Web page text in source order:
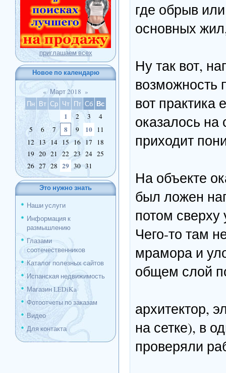
приглашаем всех
Новое по календарю
« Март 2018 »
Пн Вт Ср Чт Пт Сб Вс
1
2 3
4
5
6 7 8 9 10 11
12 13 14 15 16 17
18
19 20 21 22 23 24 25
26 27 28 29 30 31
Это нужно знать
Наши услуги
Информация к
размышлению
Глазами
соотечественников
Каталог полезных сайтов
Испанская недвижимость
Магазин LEDiKa
Фотоотчеты по заказам
Видео
Для контакта
где обрыв
основных
Ну так вот,
возможность
вот
оказалось
приходит
На объекте
был ложен
потом
Чего-то там
мрамора и
общем слой
архитектор,
на сетке), в
проверяли